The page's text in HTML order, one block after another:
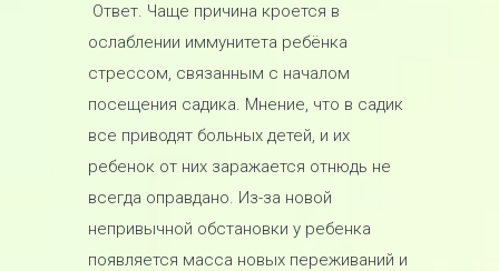
Ответ. Чаще причина кроется в
ослаблении иммунитета ребёнка
стрессом, связанным с началом
посещения садика. Мнение, что в садик
все приводят больных детей, и их
ребенок от них заражается отнюдь не
всегда оправдано. Из-за новой
непривычной обстановки у ребенка
появляется масса новых переживаний и